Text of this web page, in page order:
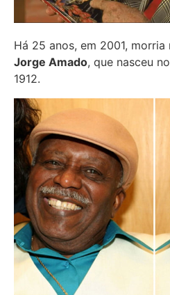
Há 25 anos, em 2001,
Jorge Amado, que nasceu
1912.